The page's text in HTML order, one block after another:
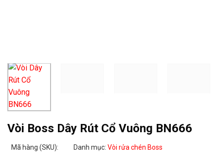
Vòi Boss Dây Rút Cổ Vuông BN666
Mã hàng (SKU): Danh mục: Vòi rửa chén Boss